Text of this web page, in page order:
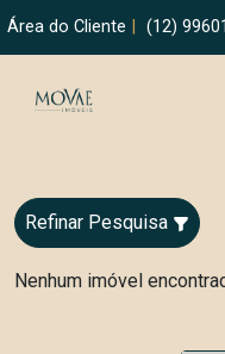
Área do Cliente (12)
Refinar Pesquisa
Nenhum imóvel